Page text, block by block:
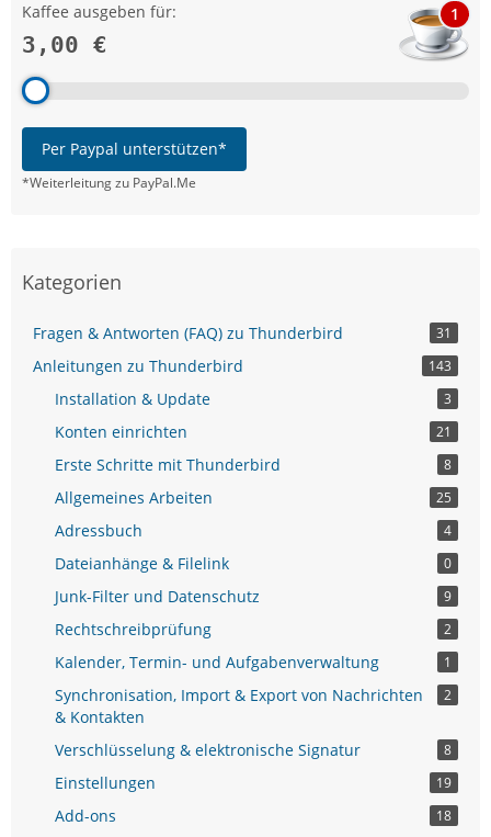
Kaffee ausgeben für:
3,00 €
1
Per Paypal unterstützen*
*Weiterleitung zu PayPal.Me
Kategorien
Fragen & Antworten (FAQ) zu Thunderbird 31
Anleitungen zu Thunderbird 143
Installation & Update 3
Konten einrichten 21
Erste Schritte mit Thunderbird 8
Allgemeines Arbeiten 25
Adressbuch 4
Dateianhänge & Filelink 0
Junk-Filter und Datenschutz 9
Rechtschreibprüfung 2
Kalender, Termin- und Aufgabenverwaltung 1
Synchronisation, Import & Export von Nachrichten
& Kontakten
2
Verschlüsselung & elektronische Signatur 8
Einstellungen 19
Add-ons 18